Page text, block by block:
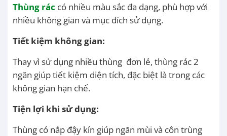
Thùng rác có nhiều màu sắc đa dạng, phù hợp với
nhiều không gian và mục đích sử dụng.
Tiết kiệm không gian:
Thay vì sử dụng nhiều thùng đơn lẻ, thùng rác 2
ngăn giúp tiết kiệm diện tích, đặc biệt là trong các
không gian hạn chế.
Tiện lợi khi sử dụng:
Thùng có nắp đậy kín giúp ngăn mùi và côn trùng